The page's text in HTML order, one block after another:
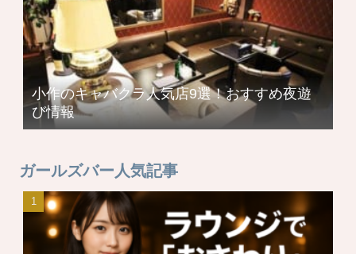
小作のキャバクラ人気店9選！おすすめ夜遊
び情報
ガールズバー人気記事